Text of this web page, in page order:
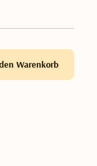
Warenkorb